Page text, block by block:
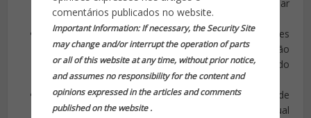
comentários publicados no website.
Important Information: If necessary, the Security Site
may change and/or interrupt the operation of parts
or all of this website at any time, without prior notice,
and assumes no responsibility for the content and
opinions expressed in the articles and comments
published on the website .
pessoa em situação de rua, com a intenção de filmar
e transmitir os eventos na plataforma Discord.
Três dos ataques foram impedidos pelas autoridades
antes que pudessem ser executados, graças à ação
colaborativa das polícias brasileira e portuguesa e do
próprio Discord, que ajudou nas investigações.
No entanto, um dos ataques resultou na morte de
Giovanna Bezerra, que foi baleada na Escola Estadual